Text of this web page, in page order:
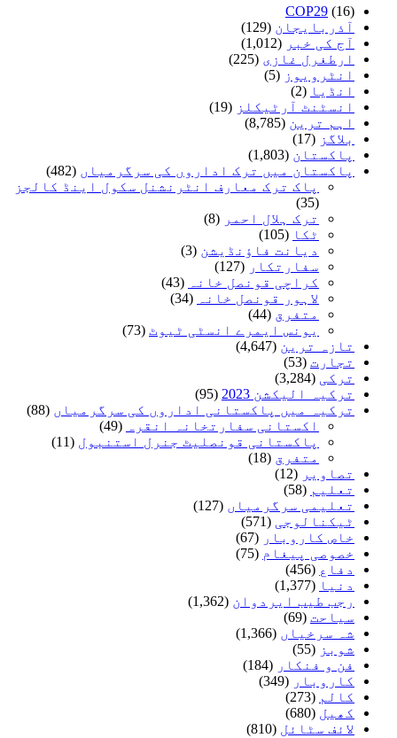
COP29 (16)
آذربایجان (129)
آج کی خبر (1,012)
ارطغرل غازی (225)
انٹرویوز (5)
انڈیا (2)
انسٹنٹ آرٹیکلز (19)
اہم ترین (8,785)
بلاگز (17)
پاکستان (1,803)
پاکستان میں ترک اداروں کی سرگرمیاں (482)
پاک ترک معارف انٹرنشنل سکول اینڈ کالجز
(35)
ترک ہلال احمر (8)
ٹکا (105)
دیانت فاؤنڈیشن (3)
سفارتکار (127)
کراچی قونصل خانہ
(43)
لاہور قونصل خانہ
(34)
متفرق (44)
یونس ایمرے انسٹی ٹیوٹ (73)
تازہ ترین (4,647)
تجارت (53)
ترکی (3,284)
ترکیہ الیکشن 2023
(95)
ترکیہ میں پاکستانی اداروں کی سرگرمیاں (88)
اکستانی سفارتخانہ انقرہ
(49)
پاکستانی قونصلیٹ جنرل استنبول (11)
متفرق (18)
تصاویر (12)
تعلیم (58)
تعلیمی سرگرمیاں (127)
ٹیکنالوجی (571)
خاص کاروبار (67)
خصوصی پیغام (75)
دفاع (456)
دنیا (1,377)
رجب طیب ایردوان (1,362)
سیاحت (69)
شہ سرخیاں (1,366)
شوبز (55)
فن و فنکار (184)
کاروبار (349)
کالم (273)
کھیل (680)
لائف سٹائل (810)